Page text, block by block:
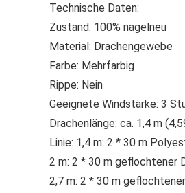
Technische Daten:
Zustand: 100% nagelneu
Material: Drachengewebe
Farbe: Mehrfarbig
Rippe: Nein
Geeignete Windstärke: 3
Drachenlänge: ca. 1,4 m
Linie: 1,4 m: 2 * 30 m
2 m: 2 * 30 m geflochtener
2,7 m: 2 * 30 m